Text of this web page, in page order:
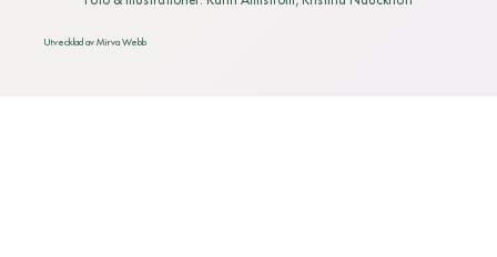
Utvecklad avMirva Webb